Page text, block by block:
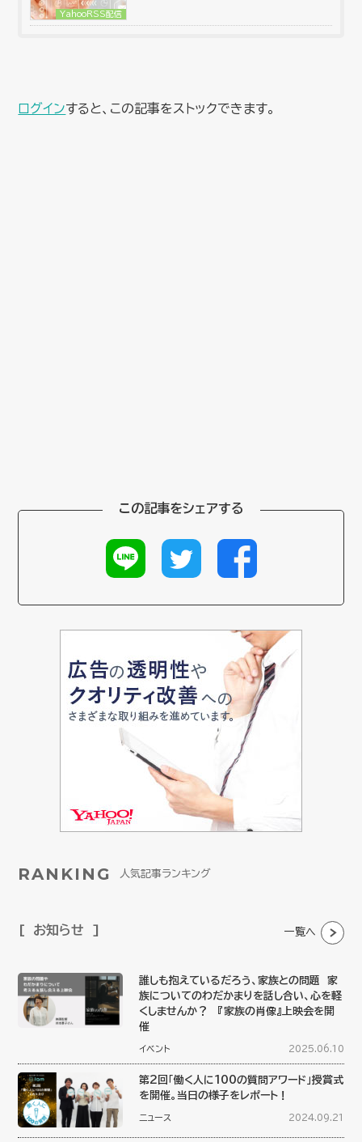
YahooRSS配信
ログインすると、この記事をストックできます。
この記事をシェアする
RANKING 人気記事ランキング
お知らせ 一覧へ
誰しも抱えているだろう、家族との問題 家
族についてのわだかまりを話し合い、心を軽
くしませんか？ 『家族の肖像』上映会を開
催
イベント 2025.06.10
第2回「働く人に100の質問アワード」授賞式
を開催。当日の様子をレポート！
ニュース 2024.09.21